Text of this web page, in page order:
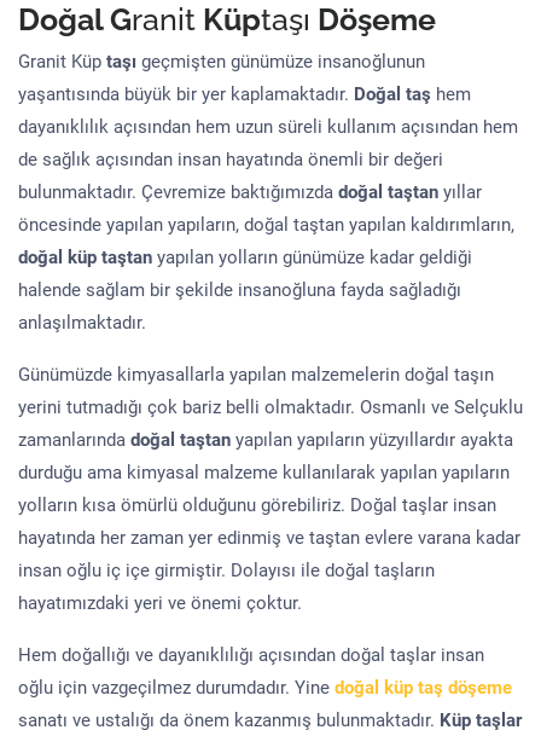
Doğal Granit Küptaşı Döşeme
Granit Küp taşı geçmişten günümüze insanoğlunun
yaşantısında büyük bir yer kaplamaktadır. Doğal taş hem
dayanıklılık açısından hem uzun süreli kullanım açısından hem
de sağlık açısından insan hayatında önemli bir değeri
bulunmaktadır. Çevremize baktığımızda doğal taştan yıllar
öncesinde yapılan yapıların, doğal taştan yapılan kaldırımların,
doğal küp taştan yapılan yolların günümüze kadar geldiği
halende sağlam bir şekilde insanoğluna fayda sağladığı
anlaşılmaktadır.
Günümüzde kimyasallarla yapılan malzemelerin doğal taşın
yerini tutmadığı çok bariz belli olmaktadır. Osmanlı ve Selçuklu
zamanlarında doğal taştan yapılan yapıların yüzyıllardır ayakta
durduğu ama kimyasal malzeme kullanılarak yapılan yapıların
yolların kısa ömürlü olduğunu görebiliriz. Doğal taşlar insan
hayatında her zaman yer edinmiş ve taştan evlere varana kadar
insan oğlu iç içe girmiştir. Dolayısı ile doğal taşların
hayatımızdaki yeri ve önemi çoktur.
Hem doğallığı ve dayanıklılığı açısından doğal taşlar insan
oğlu için vazgeçilmez durumdadır. Yine doğal küp taş döşeme
sanatı ve ustalığı da önem kazanmış bulunmaktadır. Küp taşlar